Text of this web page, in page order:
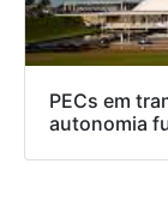
PECs em
autonomia